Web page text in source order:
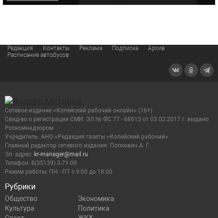
Редакция Контакты Реклама Подписка
Архив
Расписание автобусов
Рубрики
Общество
Экономика
Культура
Политика
Сетевое издание «Копейский рабочий онлайн» (16+)
Cвид-во о регистрации СМИ: ЭЛ № ФС 77 - 68613 от 03.02.2017 г. выдано
Роскомнадзором
Учредитель: АНО «Редакция газеты «Копейский рабочий»
Главный редактор сетевого издания: Попкович А. Г.
Эл. адрес: kr-manager@mail.ru
Телефон: 8(35139) 3-71-09
Режим работы: ПН - ПТ с 9:00 до 18:00